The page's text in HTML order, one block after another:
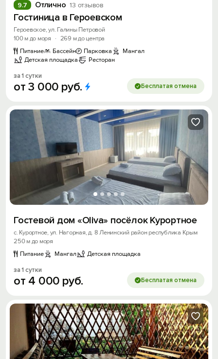
Отлично 13 отзывов
9.7
Гостиница в Героевском
Героевское, ул. Галины Петровой
100 м до моря
· 269 м до центра
Питание
Бассейн Парковка
Мангал
Детская площадка
Ресторан
за 1 сутки
от3 000 руб. Бесплатая отмена
Гостевой дом «Oliva» посёлок Курортное
с. Курортное, ул. Нагорная, д. 8 Ленинский район республика Крым
250 м до моря
Питание
Мангал Детская площадка
за 1 сутки
от 4 000 руб. Бесплатая отмена